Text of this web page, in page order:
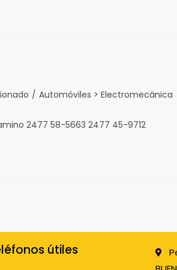
/ Automóviles > Electromecánica
2477 58-5663 2477 45-9712
útiles